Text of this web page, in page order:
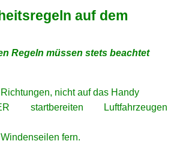
auf dem
Regeln müssen stets beachtet
nicht auf das Handy
startbereiten Luftfahrzeugen
fern.